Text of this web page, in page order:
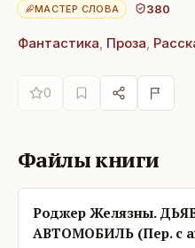
МАСТЕР СЛОВА 380
Фантастика Проза
0
Файлы книги
Роджер Желязны.
АВТОМОБИЛЬ (Пер. с